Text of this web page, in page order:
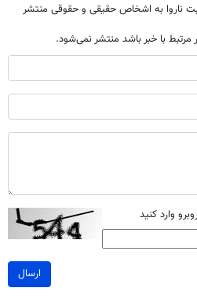
ناروا به اشخاص حقیقی و حقوقی منتشر
مرتبط با خبر باشد منتشر نمی‌شود.
وارد کنید
ارسال